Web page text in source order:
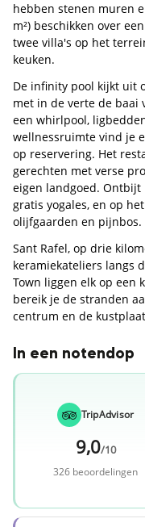
hebben stenen muren
m²) beschikken over
twee villa's op het
keuken.
De infinity pool kijkt uit
met in de verte de baai
een whirlpool,
wellnessruimte vind je
op reservering. Het
gerechten met verse
eigen landgoed. Ontbijt
gratis yogales, en op
olijfgaarden en pijnbos.
Sant Rafel, op drie
keramiekateliers langs
Town liggen elk op
bereik je de stranden
centrum en de
In een notendop
TripAdvisor
9,0/10
326 beoordelingen